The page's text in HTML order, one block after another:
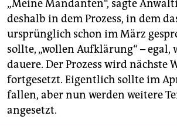
„Meine Mandanten“, sagte
deshalb in dem Prozess, in dem
ursprünglich schon im März
sollte, „wollen Aufklärung“ – egal,
dauere. Der Prozess wird nächste
fortgesetzt. Eigentlich sollte im
fallen, aber nun werden weitere
angesetzt.